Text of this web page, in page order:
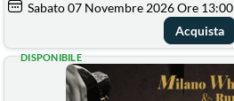
Sabato07 Novembre 2026Ore 13:00
Acquista
DISPONIBILE